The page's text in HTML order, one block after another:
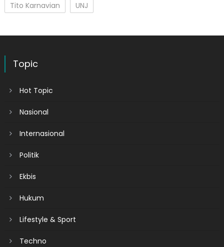
Tito Karnavian
UNJ
Topic
Hot Topic
Nasional
Internasional
Politik
Ekbis
Hukum
Lifestyle & Sport
Techno